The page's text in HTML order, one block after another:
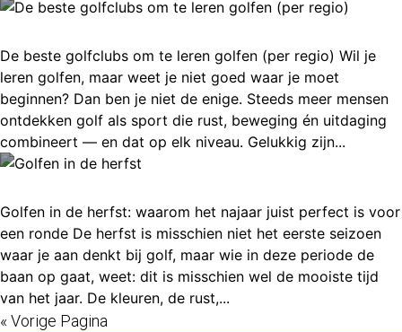
De beste golfclubs om te leren golfen (per regio) Wil je
leren golfen, maar weet je niet goed waar je moet
beginnen? Dan ben je niet de enige. Steeds meer mensen
ontdekken golf als sport die rust, beweging én uitdaging
combineert — en dat op elk niveau. Gelukkig zijn...
Golfen in de herfst: waarom het najaar juist perfect is voor
een ronde De herfst is misschien niet het eerste seizoen
waar je aan denkt bij golf, maar wie in deze periode de
baan op gaat, weet: dit is misschien wel de mooiste tijd
van het jaar. De kleuren, de rust,...
« Vorige Pagina